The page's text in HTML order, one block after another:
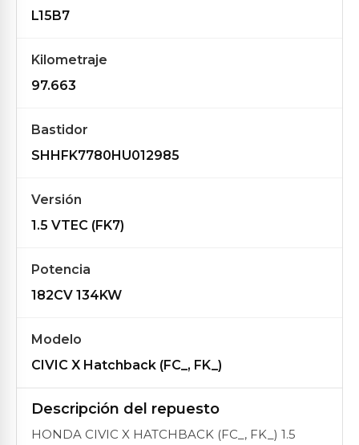
L15B7
Kilometraje
97.663
Bastidor
SHHFK7780HU012985
Versión
1.5 VTEC (FK7)
Potencia
182CV 134KW
Modelo
CIVIC X Hatchback (FC_, FK_)
Descripción del repuesto
HONDA CIVIC X HATCHBACK (FC_, FK_) 1.5